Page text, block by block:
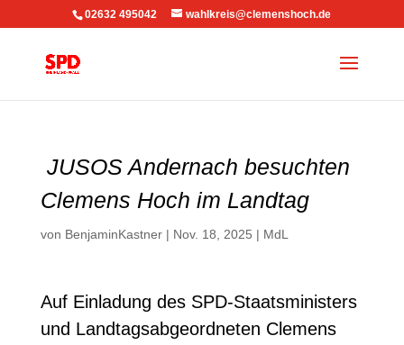
02632 495042 wahlkreis@clemenshoch.de
JUSOS Andernach besuchten
Clemens Hoch im Landtag
von BenjaminKastner| Nov. 18, 2025 | MdL
Auf Einladung des SPD-Staatsministers
und Landtagsabgeordneten Clemens